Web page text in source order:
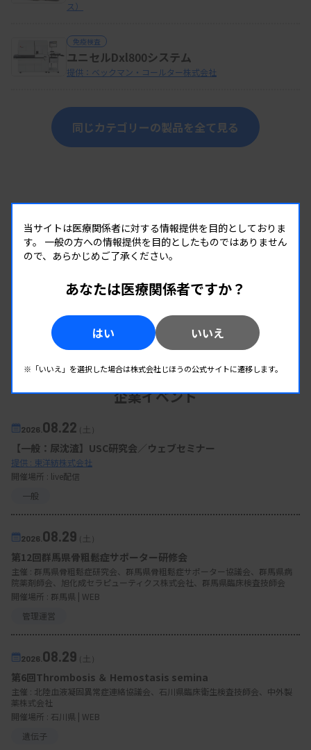
ス）
免疫検査
ユニセルDxl800システム
提供：ベックマン・コールター株式会社
同じカテゴリーの製品を全て見る
企業イベント
2026. 08.22（土）
【一般：尿沈渣】USC研究会／ウェブセミナー
提供 : 東洋紡株式会社
開催場所 : live配信
一般
2026. 08.29 （土）
第12回群馬県骨粗鬆症サポーター研修会
主催 : 群馬県骨粗鬆症研究会、群馬県骨粗鬆症サポーター協議会、群馬県病
院薬剤師会、旭化成セラピューティクス株式会社、群馬県臨床検査技師会
開催場所 : 群馬県 | WEB
管理運営
2026. 08.29 （土）
第6回Thrombosis ＆ Hemostasis semina
主催 : 北陸血液凝固異常症連絡協議会、石川県臨床衛生検査技師会、中外製
薬株式会社
開催場所 : 石川県 | WEB
遺伝子
当サイトは医療関係者に対する情報提供を目的としておりま
す。 一般の方への情報提供を目的としたものではありません
ので、あらかじめご了承ください。
あなたは医療関係者ですか？
はい いいえ
※「いいえ」を選択した場合は株式会社じほうの公式サイトに遷移します。